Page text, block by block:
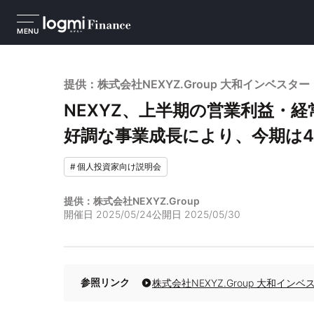
MENU
提供：株式会社NEXYZ.Group 大和インベスタ
NEXYZ、上半期の営業利益・
好調な事業成長により、今期は
#個人投資家向け説明会
提供：株式会社NEXYZ.Group
開催日 2025/05/24公開日 2025/05/30
参照リンク 株式会社NEXYZ.Group 大和インベ